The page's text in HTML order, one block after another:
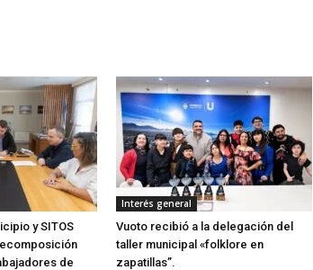
y SITOS
de
Interés general
Vuoto recibió a la delegación del
taller municipal «folklore en
zapatillas”.